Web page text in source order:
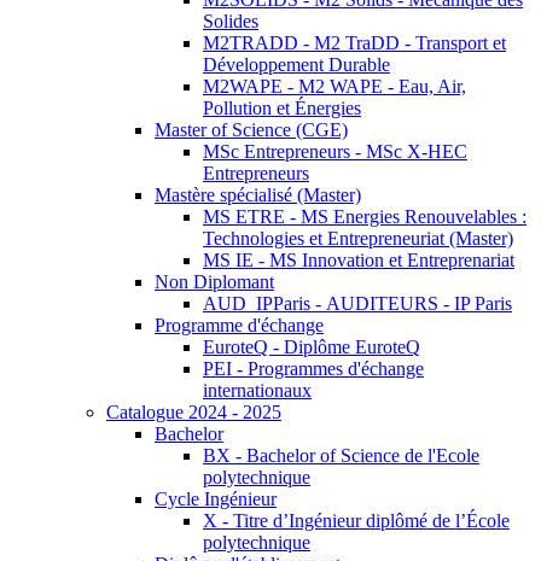
Solides
M2TRADD - M2 TraDD - Transport et
Développement Durable
M2WAPE - M2 WAPE - Eau, Air,
Pollution et Énergies
Master of Science (CGE)
MSc Entrepreneurs - MSc X-HEC
Entrepreneurs
Mastère spécialisé (Master)
MS ETRE - MS Energies Renouvelables :
Technologies et Entrepreneuriat (Master)
MS IE - MS Innovation et Entreprenariat
Non Diplomant
AUD_IPParis - AUDITEURS - IP Paris
Programme d'échange
EuroteQ - Diplôme EuroteQ
PEI - Programmes d'échange
internationaux
Catalogue 2024 - 2025
Bachelor
BX - Bachelor of Science de l'Ecole
polytechnique
Cycle Ingénieur
X - Titre d’Ingénieur diplômé de l’École
polytechnique